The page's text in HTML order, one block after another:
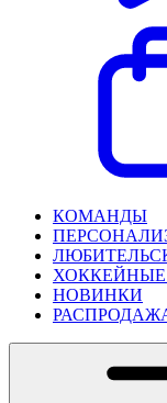
КОМАНДЫ
НОВИНКИ